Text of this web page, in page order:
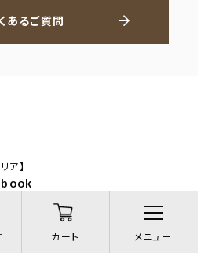
あるご質問
ア】